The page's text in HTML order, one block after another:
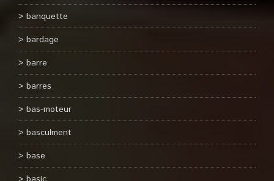
banquette
bardage
barre
barres
bas-moteur
basculment
base